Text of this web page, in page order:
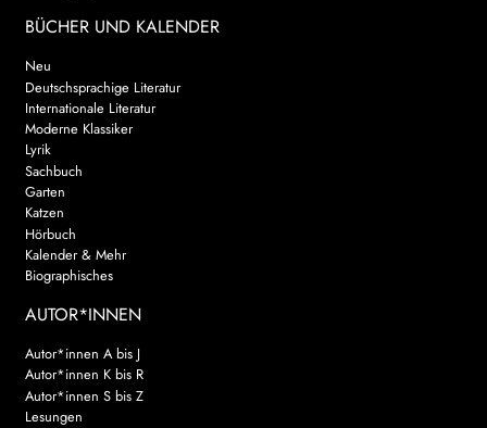
BÜCHER UND KALENDER
Neu
Deutschsprachige Literatur
Internationale Literatur
Moderne Klassiker
Lyrik
Sachbuch
Garten
Katzen
Hörbuch
Kalender & Mehr
Biographisches
AUTOR*INNEN
Autor*innen A bis J
Autor*innen K bis R
Autor*innen S bis Z
Lesungen